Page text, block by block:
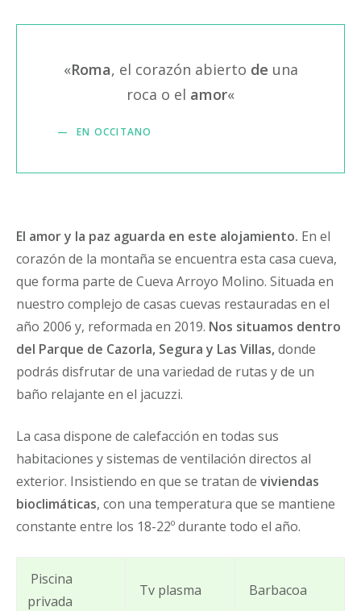
«Roma, el corazón abierto de una
roca o el amor«
EN OCCITANO
El amor y la paz aguarda en este alojamiento. En el
corazón de la montaña se encuentra esta casa cueva,
que forma parte de Cueva Arroyo Molino. Situada en
nuestro complejo de casas cuevas restauradas en el
año 2006 y, reformada en 2019. Nos situamos dentro
del Parque de Cazorla, Segura y Las Villas,donde
podrás disfrutar de una variedad de rutas y de un
baño relajante en el jacuzzi.
La casa dispone de calefacción en todas sus
habitaciones y sistemas de ventilación directos al
exterior. Insistiendo en que se tratan de viviendas
bioclimáticas, con una temperatura que se mantiene
constante entre los 18-22º durante todo el año.
Piscina
privada
Tv plasma Barbacoa